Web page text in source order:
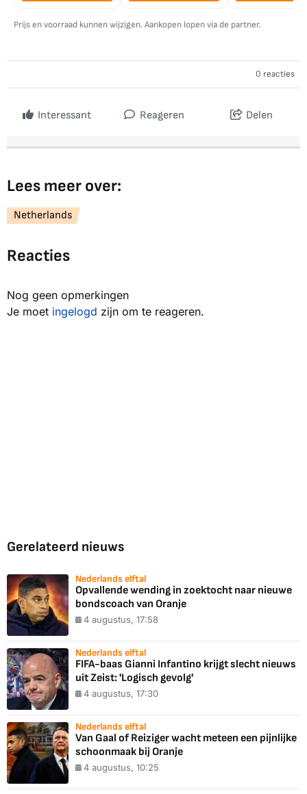
Prijs en voorraad kunnen wijzigen. Aankopen lopen via de partner.
0 reacties
Interessant Reageren Delen
Lees meer over:
Netherlands
Reacties
Nog geen opmerkingen
Je moet ingelogd zijn om te reageren.
Gerelateerd nieuws
Nederlands elftal
Opvallende wending in zoektocht naar nieuwe
bondscoach van Oranje
4 augustus, 17:58
Nederlands elftal
FIFA-baas Gianni Infantino krijgt slecht nieuws
uit Zeist: 'Logisch gevolg'
4 augustus, 17:30
Nederlands elftal
Van Gaal of Reiziger wacht meteen een pijnlijke
schoonmaak bij Oranje
4 augustus, 10:25